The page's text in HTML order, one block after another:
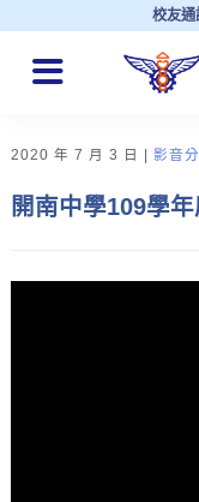
校友通
QUICK LINKS
2020 年 7 月 3 日 影音
開南中學109學